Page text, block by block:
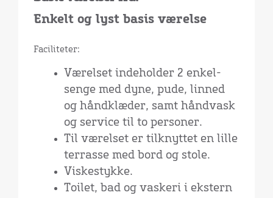
Enkelt og lyst basis værelse
Faciliteter:
Værelset indeholder 2 enkel-
senge med dyne, pude, linned
og håndklæder, samt håndvask
og service til to personer.
Til værelset er tilknyttet en lille
terrasse med bord og stole.
Viskestykke.
Toilet, bad og vaskeri i ekstern